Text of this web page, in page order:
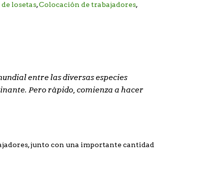
losetas,Colocación de trabajadores,
entre las diversas especies
Pero rápido, comienza a hacer
junto con una importante cantidad